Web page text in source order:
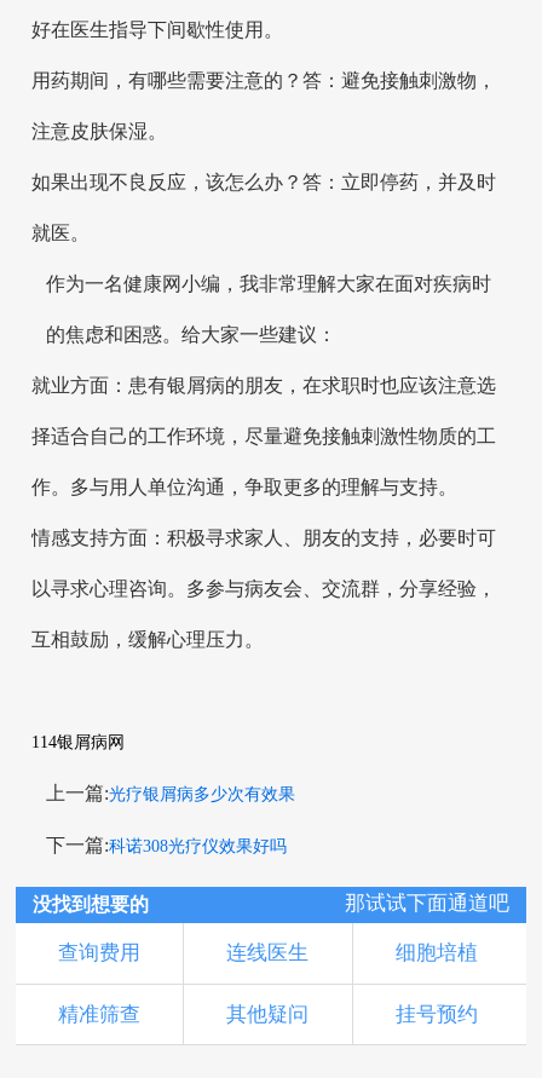
好在医生指导下间歇性使用。
用药期间，有哪些需要注意的？答：避免接触刺激物，
注意皮肤保湿。
如果出现不良反应，该怎么办？答：立即停药，并及时
就医。
作为一名健康网小编，我非常理解大家在面对疾病时
的焦虑和困惑。给大家一些建议：
就业方面：患有银屑病的朋友，在求职时也应该注意选
择适合自己的工作环境，尽量避免接触刺激性物质的工
作。多与用人单位沟通，争取更多的理解与支持。
情感支持方面：积极寻求家人、朋友的支持，必要时可
以寻求心理咨询。多参与病友会、交流群，分享经验，
互相鼓励，缓解心理压力。
114银屑病网
上一篇:光疗银屑病多少次有效果
下一篇:科诺308光疗仪效果好吗
没找到想要的 那试试下面通道吧
查询费用 连线医生 细胞培植
精准筛查 其他疑问 挂号预约